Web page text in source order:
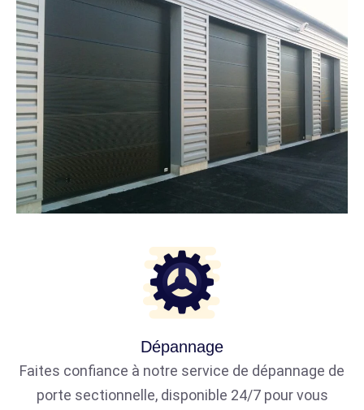
Dépannage
Faites confiance à notre service de dépannage de
porte sectionnelle, disponible 24/7 pour vous